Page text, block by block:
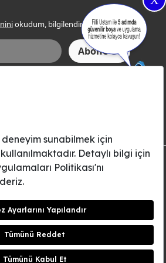
Koşulları
okudum, bilgilendim.
dek, Betek Boya ve Kimya Sanayi A.Ş.'nin
ile ilgili kampanya, duyuru, hizmetler ve
olarak e-posta yoluyla şahsıma
Hakları Saklıdır.